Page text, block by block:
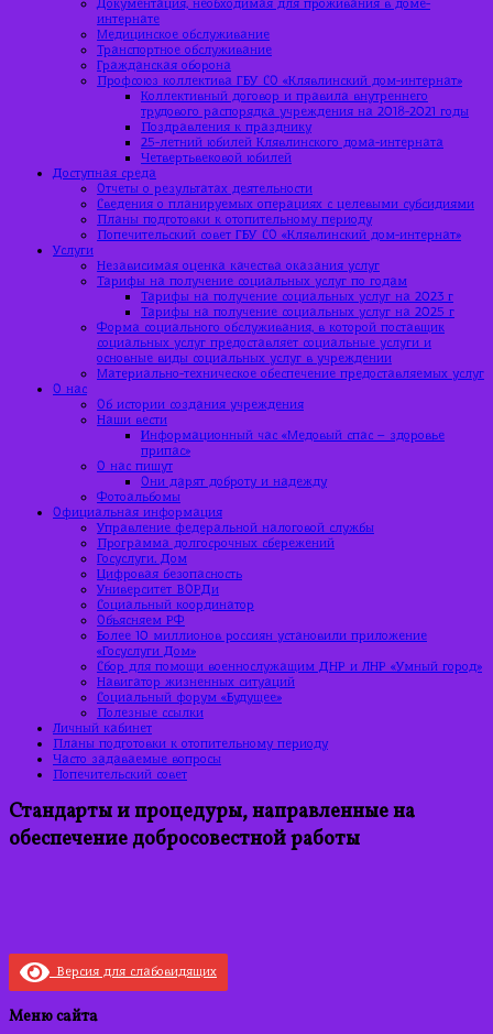
Документация, необходимая для проживания в доме-
интернате
Медицинское обслуживание
Транспортное обслуживание
Гражданская оборона
Профсоюз коллектива ГБУ СО «Клявлинский дом-интернат»
Коллективный договор и правила внутреннего
трудового распорядка учреждения на 2018-2021 годы
Поздравления к празднику
25-летний юбилей Клявлинского дома-интерната
Четвертьвековой юбилей
Доступная среда
Отчеты о результатах деятельности
Сведения о планируемых операциях с целевыми субсидиями
Планы подготовки к отопительному периоду
Попечительский совет ГБУ СО «Клявлинский дом-интернат»
Услуги
Независимая оценка качества оказания услуг
Тарифы на получение социальных услуг по годам
Тарифы на получение социальных услуг на 2023 г
Тарифы на получение социальных услуг на 2025 г
Форма социального обслуживания, в которой поставщик
социальных услуг предоставляет социальные услуги и
основные виды социальных услуг в учреждении
Материально-техническое обеспечение предоставляемых услуг
О нас
Об истории создания учреждения
Наши вести
Информационный час «Медовый спас – здоровье
припас»
О нас пишут
Они дарят доброту и надежду
Фотоальбомы
Официальная информация
Управление федеральной налоговой службы
Программа долгосрочных сбережений
Госуслуги. Дом
Цифровая безопасность
Университет ВОРДи
Социальный координатор
Объясняем РФ
Более 10 миллионов россиян установили приложение
«Госуслуги Дом»
Сбор для помощи военнослужащим ДНР и ЛНР «Умный город»
Навигатор жизненных ситуаций
Социальный форум «Будущее»
Полезные ссылки
Личный кабинет
Планы подготовки к отопительному периоду
Часто задаваемые вопросы
Попечительский совет
Стандарты и процедуры, направленные на
обеспечение добросовестной работы
Версия для слабовидящих
Меню сайта